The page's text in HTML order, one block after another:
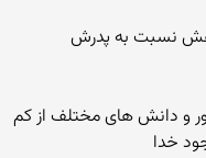
نسبت به پدرش
و دانش های مختلف از کم
خدا